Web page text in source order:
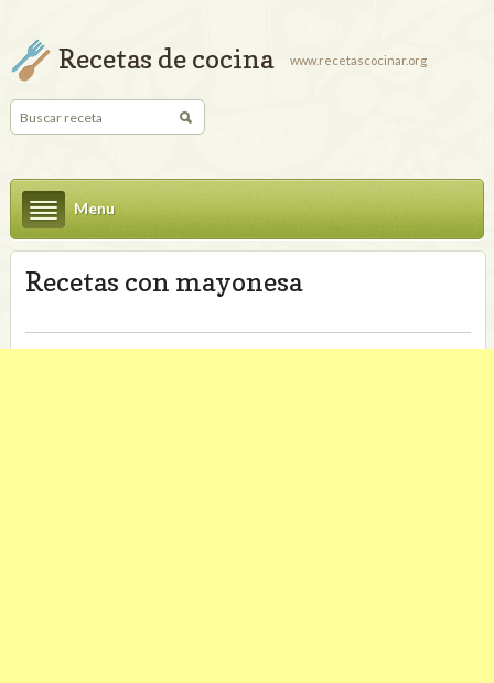
Recetas de cocina www.recetascocinar.org
Menu
Recetas con mayonesa